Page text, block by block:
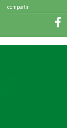
compartir